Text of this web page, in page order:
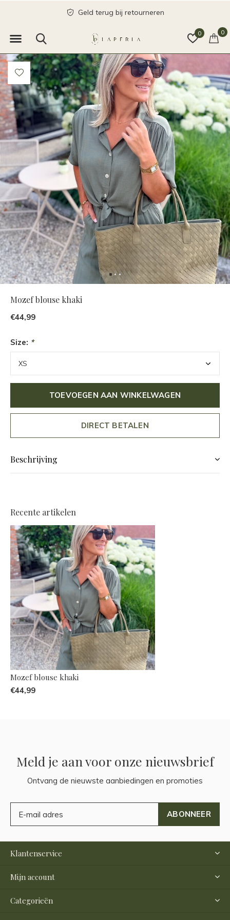
0 0
Geld terug bij retourneren
Mozef blouse khaki
€44,99
Size: *
TOEVOEGEN AAN WINKELWAGEN
DIRECT BETALEN
Beschrijving
Recente artikelen
Mozef blouse khaki
€44,99
Meld je aan voor onze nieuwsbrief
Ontvang de nieuwste aanbiedingen en promoties
ABONNEER
Klantenservice
Mijn account
Categorieën